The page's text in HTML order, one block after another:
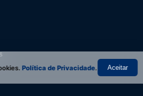
Política de Privacidade. Aceitar